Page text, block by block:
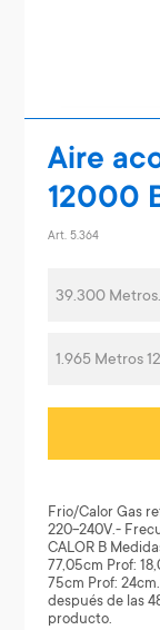
Aire
12000
Art. 5.364
39.300 Metros.
1.965 Metros
Frio/Calor Gas
220-240V.-
CALOR B
77,05cm Prof:
75cm Prof:
después de las
producto.